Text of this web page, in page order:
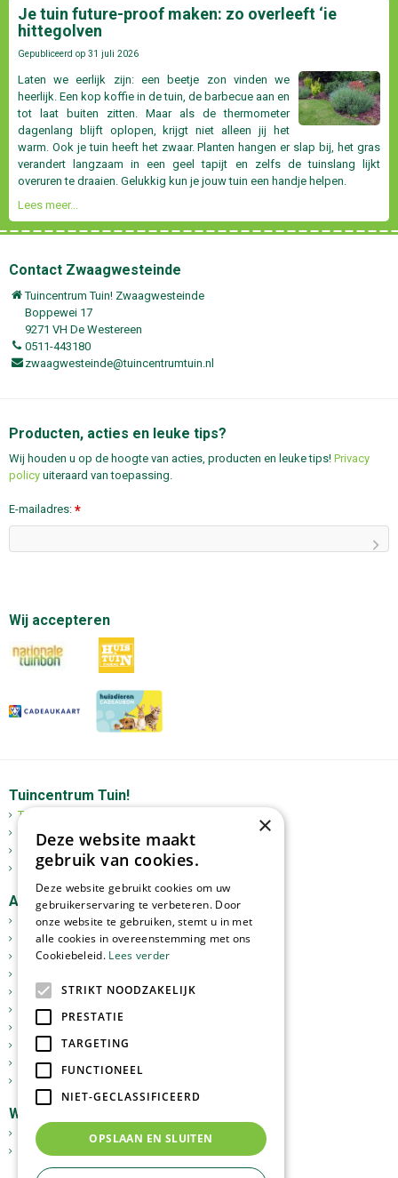
Je tuin future-proof maken: zo overleeft ‘ie
hittegolven
Gepubliceerd op 31 juli 2026
Laten we eerlijk zijn: een beetje zon vinden we
heerlijk. Een kop koffie in de tuin, de barbecue aan en
tot laat buiten zitten. Maar als de thermometer
dagenlang blijft oplopen, krijgt niet alleen jij het
warm. Ook je tuin heeft het zwaar. Planten hangen er slap bij, het gras
verandert langzaam in een geel tapijt en zelfs de tuinslang lijkt
overuren te draaien. Gelukkig kun je jouw tuin een handje helpen.
Lees meer...
Contact Zwaagwesteinde
Tuincentrum Tuin! Zwaagwesteinde
Boppewei 17
9271 VH De Westereen
0511-443180
zwaagwesteinde@tuincentrumtuin.nl
Producten, acties en leuke tips?
Wij houden u op de hoogte van acties, producten en leuke tips! Privacy
policy uiteraard van toepassing.
E-mailadres: *
Wij accepteren
Tuincentrum Tuin!
Tuincentrum
Mediterrane bomen
Kerst
Assortiment
Tuinplanten
Kamerplanten
Tuinverlichting
Meststoffen
Graszoden
Tuingereedschap
Vijverartikelen
Sfeer en Cadeau
Dierbenodigdheden
Webshop
GoedkopeOlijfbomen.nl
Tuinplantenonline.nl
×
Deze website maakt
gebruik van cookies.
Deze website gebruikt cookies om uw
gebruikerservaring te verbeteren. Door
onze website te gebruiken, stemt u in met
alle cookies in overeenstemming met ons
Cookiebeleid. Lees verder
STRIKT NOODZAKELIJK
PRESTATIE
TARGETING
FUNCTIONEEL
NIET-GECLASSIFICEERD
OPSLAAN EN SLUITEN